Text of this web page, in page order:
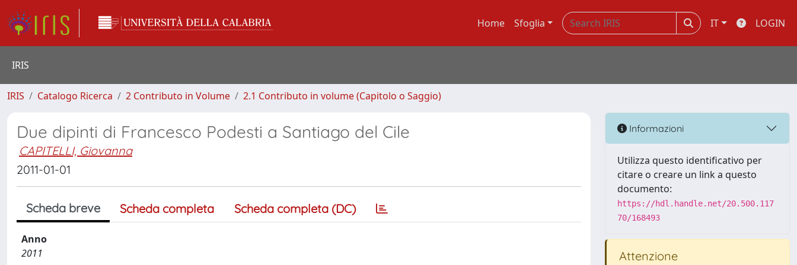
Home Sfoglia IT LOGIN
IRIS
IRIS Catalogo Ricerca 2 Contributo in Volume 2.1 Contributo in volume (Capitolo o Saggio)
Due dipinti di Francesco Podesti a Santiago del Cile
CAPITELLI, Giovanna
2011-01-01
Scheda breve Scheda completa Scheda completa (DC)
Anno
2011
Informazioni
Utilizza questo identificativo per
citare o creare un link a questo
documento:
https://hdl.handle.net/20.500.117
70/168493
Attenzione